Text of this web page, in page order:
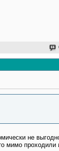
не
мимо